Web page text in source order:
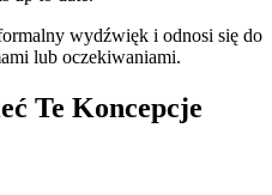
wydźwięk i odnosi się do
lub oczekiwaniami.
Te Koncepcje